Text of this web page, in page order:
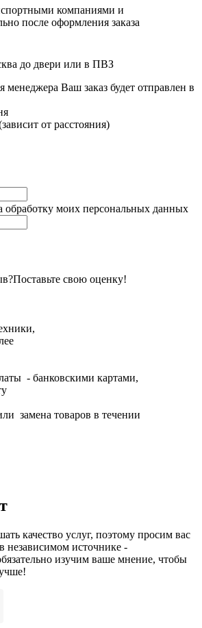
компаниями и
после оформления заказа
до двери или в ПВЗ
менеджера Ваш заказ будет отправлен в
от расстояния)
обработку моих персональных данных
Поставьте свою оценку!
- банковскими картами,
замена товаров в течении
качество услуг, поэтому просим вас
независимом источнике -
изучим ваше мнение, чтобы